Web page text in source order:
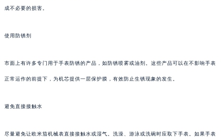
成不必要的损害。
使用防锈剂
市面上有许多专门用于手表防锈的产品，如防锈喷雾或油剂。这些产品可以在不影响手表
正常运作的前提下，为机芯提供一层保护膜，有效防止生锈现象的发生。
避免直接接触水
尽量避免让欧米茄机械表直接接触水或湿气。洗澡、游泳或洗碗时应取下手表。如果手表